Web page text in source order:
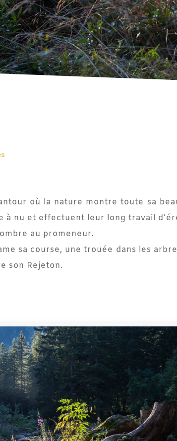
où la nature montre toute sa
à nu et effectuent leur long travail
au promeneur.
sa course, une trouée dans les
son Rejeton.